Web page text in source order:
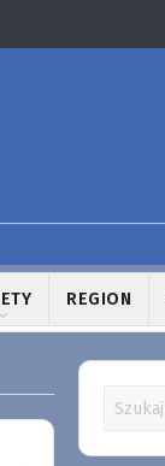
REGION